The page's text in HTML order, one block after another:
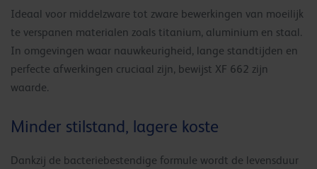
Ideaal voor middelzware tot zware bewerkingen van moeilijk
te verspanen materialen zoals titanium, aluminium en staal.
In omgevingen waar nauwkeurigheid, lange standtijden en
perfecte afwerkingen cruciaal zijn, bewijst XF 662 zijn
waarde.
Minder stilstand, lagere koste
Dankzij de bacteriebestendige formule wordt de levensduur